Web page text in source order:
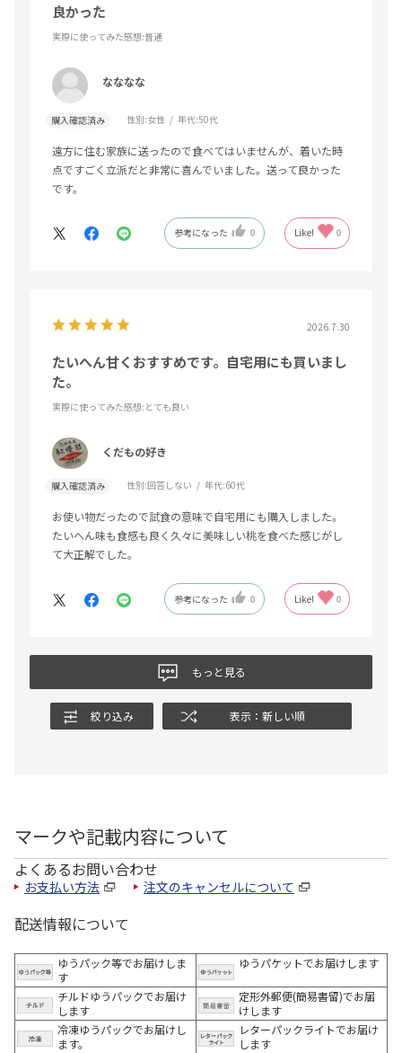
良かった
実際に使ってみた感想:普通
なななな
購入確認済み 性別:女性 年代:50代
遠方に住む家族に送ったので食べてはいませんが、着いた時
点ですごく立派だと非常に喜んでいました。送って良かった
です。
参考になった 0 Like! 0
2026.7.30
たいへん甘くおすすめです。自宅用にも買いまし
た。
実際に使ってみた感想:とても良い
くだもの好き
購入確認済み 性別:回答しない 年代:60代
お使い物だったので試食の意味で自宅用にも購入しました。
たいへん味も食感も良く久々に美味しい桃を食べた感じがし
て大正解でした。
参考になった 0 Like! 0
もっと見る
絞り込み 表示：新しい順
マークや記載内容について
よくあるお問い合わせ
お支払い方法 注文のキャンセルについて
配送情報について
ゆうパック等でお届けしま
す
ゆうパケットでお届けします
チルドゆうパックでお届け
します
定形外郵便(簡易書留)でお届
けします
冷凍ゆうパックでお届けし
ます。
レターパックライトでお届け
します